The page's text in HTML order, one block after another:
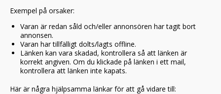
Exempel på orsaker:
Varan är redan såld och/eller annonsören har tagit bort
annonsen.
Varan har tillfälligt dolts/lagts offline.
Länken kan vara skadad, kontrollera så att länken är
korrekt angiven. Om du klickade på länken i ett mail,
kontrollera att länken inte kapats.
Här är några hjälpsamma länkar för att gå vidare till: